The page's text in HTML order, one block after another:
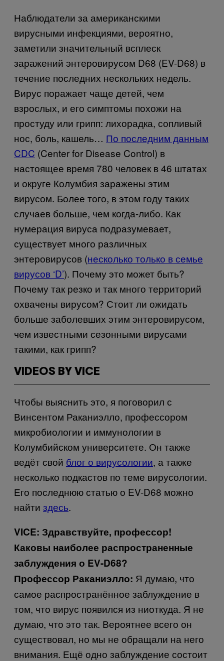
Наблюдатели за американскими
вирусными инфекциями, вероятно,
заметили значительный всплеск
заражений энтеровирусом D68 (EV-D68) в
течение последних нескольких недель.
Вирус поражает чаще детей, чем
взрослых, и его симптомы похожи на
простуду или грипп: лихорадка, сопливый
нос, боль, кашель… По последним данным
CDC (Center for Disease Control) в
настоящее время 780 человек в 46 штатах
и округе Колумбия заражены этим
вирусом. Более того, в этом году таких
случаев больше, чем когда-либо. Как
нумерация вируса подразумевает,
существует много различных
энтеровирусов (несколько только в семье
вирусов ‘D’). Почему это может быть?
Почему так резко и так много территорий
охвачены вирусом? Стоит ли ожидать
больше заболевших этим энтеровирусом,
чем известными сезонными вирусами
такими, как грипп?
VIDEOS BY VICE
Чтобы выяснить это, я поговорил с
Винсентом Раканиэлло, профессором
микробиологии и иммунологии в
Колумбийском университете. Он также
ведёт свой блог о вирусологии, а также
несколько подкастов по теме вирусологии.
Его последнюю статью о EV-D68 можно
найти здесь.
VICE: Здравствуйте, профессор!
Каковы наиболее распространенные
заблуждения о EV-D68?
Профессор Раканиэлло: Я думаю, что
самое распространённое заблуждение в
том, что вирус появился из ниоткуда. Я не
думаю, что это так. Вероятнее всего он
существовал, но мы не обращали на него
внимания. Ещё одно заблуждение состоит